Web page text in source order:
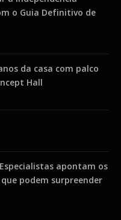
o Guia Definitivo de
da casa com palco
Hall
apontam os
podem surpreender